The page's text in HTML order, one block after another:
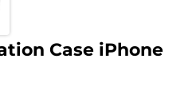
Case iPhone